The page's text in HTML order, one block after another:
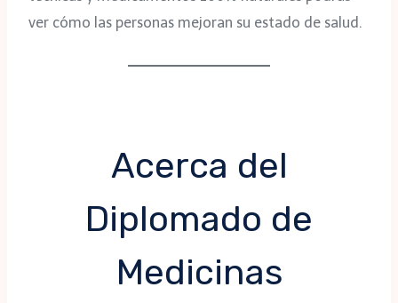
ver cómo las personas mejoran su estado de salud.
Acerca del
Diplomado de
Medicinas